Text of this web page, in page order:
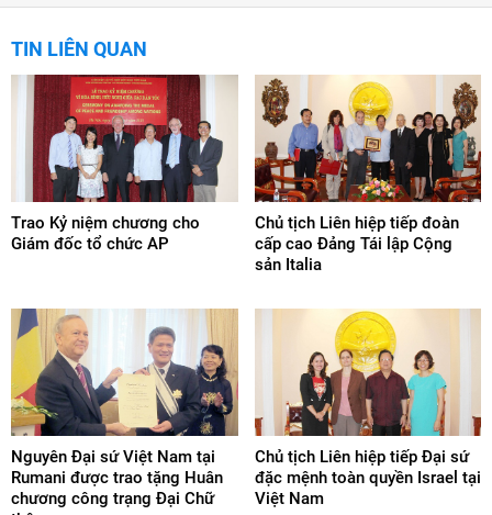
TIN LIÊN QUAN
Trao Kỷ niệm chương cho
Giám đốc tổ chức AP
Chủ tịch Liên hiệp tiếp đoàn
cấp cao Đảng Tái lập Cộng
sản Italia
Nguyên Đại sứ Việt Nam tại
Rumani được trao tặng Huân
chương công trạng Đại Chữ
Chủ tịch Liên hiệp tiếp Đại sứ
đặc mệnh toàn quyền Israel tại
Việt Nam